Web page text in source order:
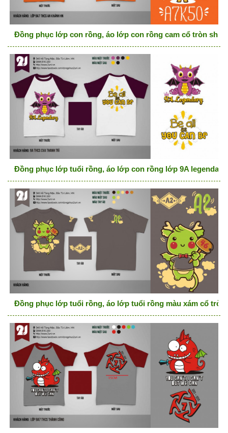
Đồng phục lớp con rồng, áo lớp con rồng cam cổ tròn
Đồng phục lớp tuổi rồng, áo lớp con rồng lớp 9A legendary
Đồng phục lớp tuổi rồng, áo lớp tuổi rồng màu xám cổ tròn